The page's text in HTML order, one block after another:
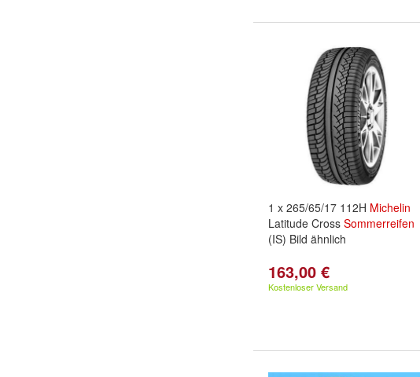
1 x 265/65/17 112H Michelin
Latitude Cross Sommerreifen
(IS) Bild ähnlich
163,00 €
Kostenloser Versand